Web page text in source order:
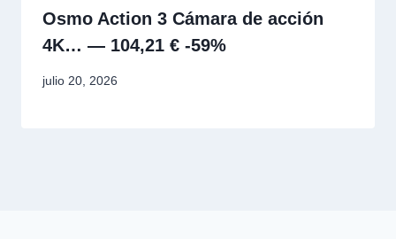
Osmo Action 3 Cámara de acción
4K… — 104,21 € -59%
julio 20, 2026